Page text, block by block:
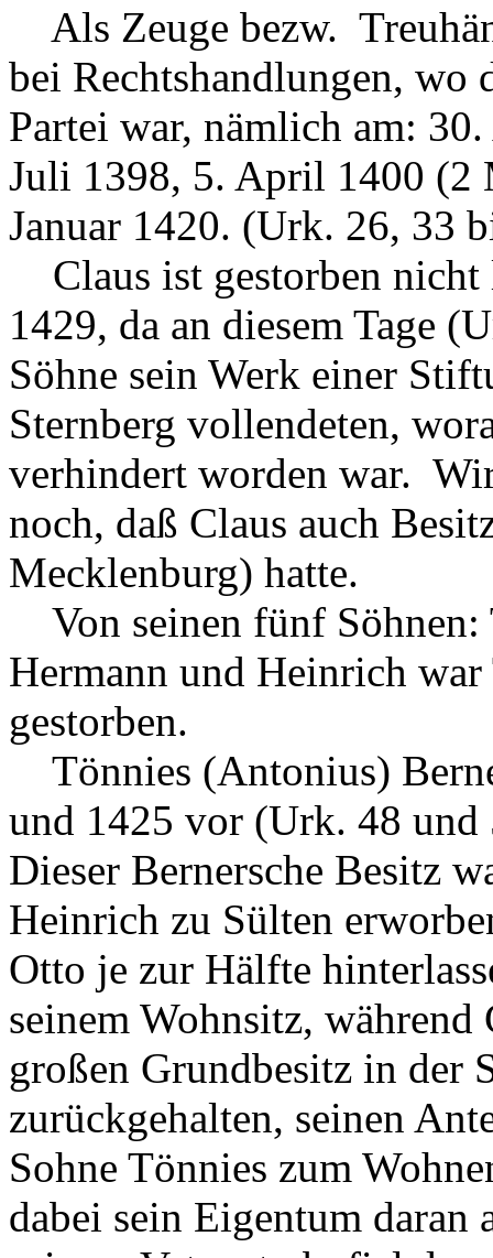
Als Zeuge bezw.
bei Rechtshandlungen, wo
Partei war, nämlich am:
Juli 1398, 5. April 1400 (2
Januar 1420. (Urk. 26, 33
Claus ist gestorben
1429, da an diesem Tage
Söhne sein Werk einer
Sternberg vollendeten,
verhindert worden war.
noch, daß Claus auch
Mecklenburg) hatte.
Von seinen fünf Söhnen:
Hermann und Heinrich
gestorben.
Tönnies (Antonius)
und 1425 vor (Urk. 48
Dieser Bernersche Besitz
Heinrich zu Sülten
Otto je zur Hälfte
seinem Wohnsitz,
großen Grundbesitz in der
zurückgehalten, seinen
Sohne Tönnies zum
dabei sein Eigentum